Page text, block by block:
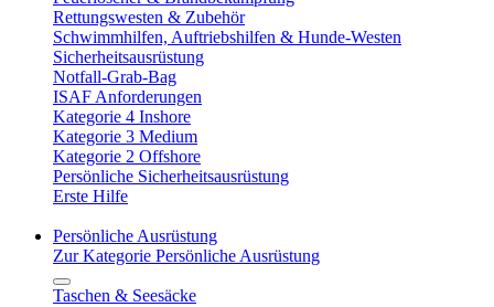
Rettungswesten & Zubehör
Schwimmhilfen, Auftriebshilfen & Hunde-Westen
Sicherheitsausrüstung
Notfall-Grab-Bag
ISAF Anforderungen
Kategorie 4 Inshore
Kategorie 3 Medium
Kategorie 2 Offshore
Persönliche Sicherheitsausrüstung
Erste Hilfe
Persönliche Ausrüstung
Zur Kategorie Persönliche Ausrüstung
Taschen & Seesäcke